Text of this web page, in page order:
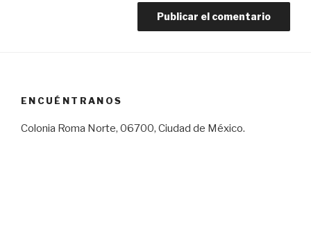
ENCUÉNTRANOS
Colonia Roma Norte, 06700, Ciudad de México.